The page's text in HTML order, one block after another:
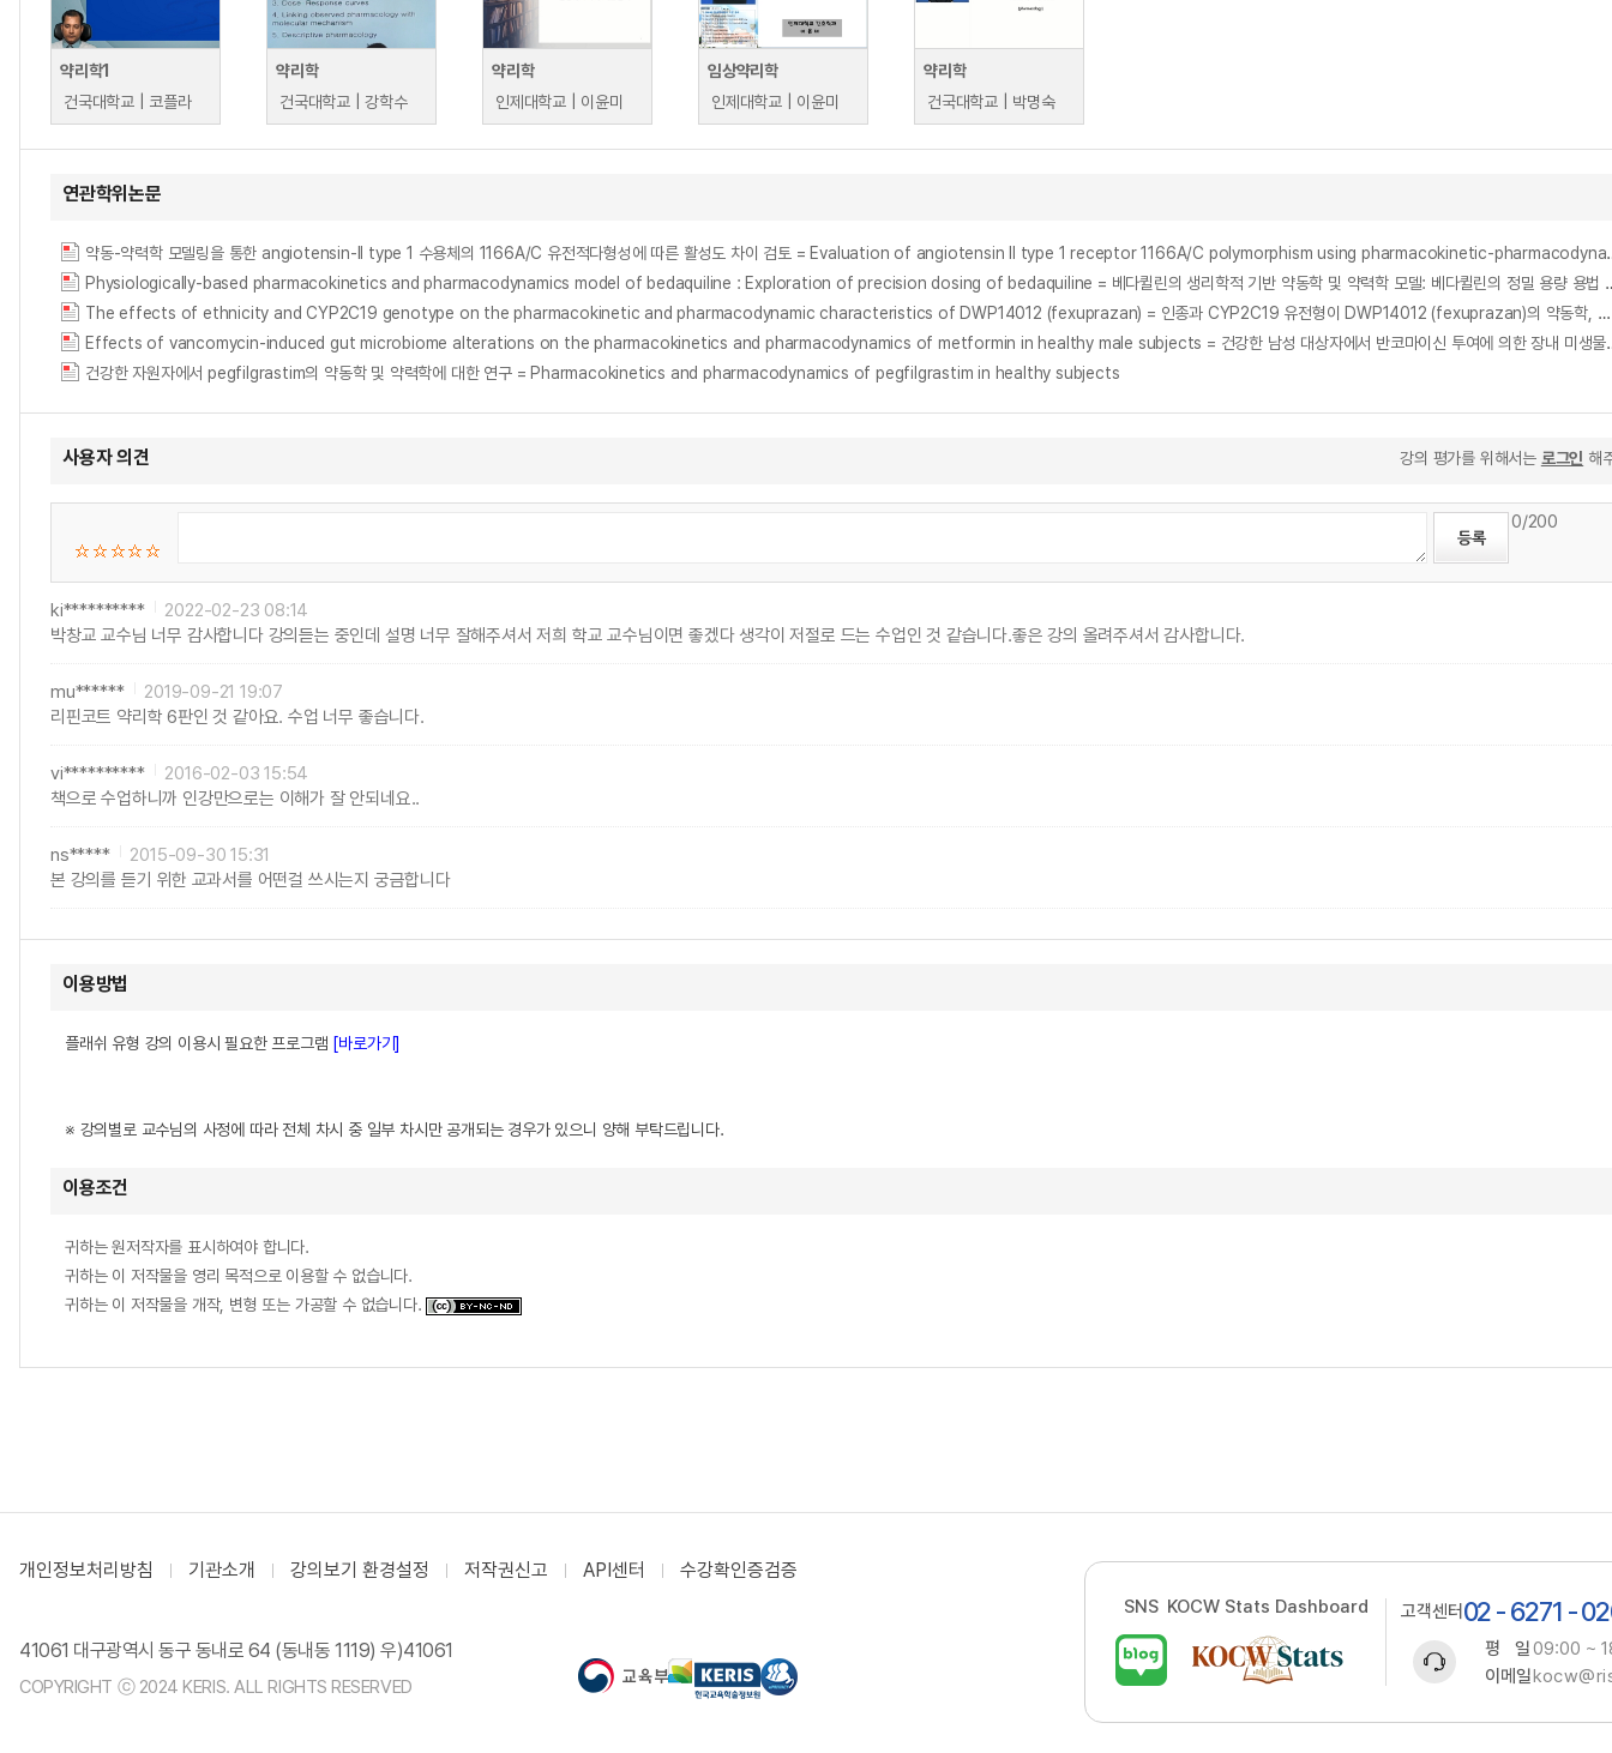
약리학1
건국대학교 | 코플라
약리학
건국대학교 | 강학수
약리학
인제대학교 | 이윤미
임상약리학
인제대학교 | 이윤미
약리학
건국대학교 | 박명숙
연관학위논문
약동-약력학 모델링을 통한 angiotensin-II type 1 수용
Physiologically-based pharmacokinetics and pharmacodynamics
The effects of ethnicity and CYP2C19 genotype on the pharmacokinetic and pharmacodynamic characteristics of DWP14012 (fexuprazan) = 인종과 CYP2C19 유전형이 DWP14012 (fexuprazan)의 약동학, 약력학에 미치는 영향 탐색
Effects of vancomycin-induced gut microbiome alterations on the
건강한 자원자에서 pegfilgrastim의 약동학 및 약력학에 대한 연구 = Pharmacokinetics and pharmacodynamics of pegfilgrastim in healthy subjects
사용자 의견 강의 평가를 위해서는 로그인 해
0/200
ki**********
2022-02-23 08:14
박창교 교수님 너무 감사합니다 강의듣는 중인데 설명 너무 잘해주셔서 저희 학교 교수님이면 좋겠다 생각이 저절로 드는 수업인 것 같습니다.좋은 강의 올려주셔서 감사합니다.
mu******
2019-09-21 19:07
리핀코트 약리학 6판인 것 같아요. 수업 너무 좋습니다.
vi**********
2016-02-03 15:54
책으로 수업하니까 인강만으로는 이해가 잘 안되네요..
ns*****
2015-09-30 15:31
본 강의를 듣기 위한 교과서를 어떤걸 쓰시는지 궁금합니다
이용방법
플래쉬 유형 강의 이용시 필요한 프로그램 [바로가기]
※ 강의별로 교수님의 사정에 따라 전체 차시 중 일부 차시만 공개되는 경우가 있으니 양해 부탁드립니다.
이용조건
귀하는 원저작자를 표시하여야 합니다.
귀하는 이 저작물을 영리 목적으로 이용할 수 없습니다.
귀하는 이 저작물을 개작, 변형 또는 가공할 수 없습니다.
개인정보처리방침 기관소개 강의보기 환경설정 저작권신고 API센터 수강확인증검증
41061 대구광역시 동구 동내로 64 (동내동 1119) 우)41061
COPYRIGHT ⓒ 2024 KERIS. ALL RIGHTS RESERVED
SNS KOCW Stats Dashboard 고객센터 02 - 6271 -
평 일09:00 ~
이메일